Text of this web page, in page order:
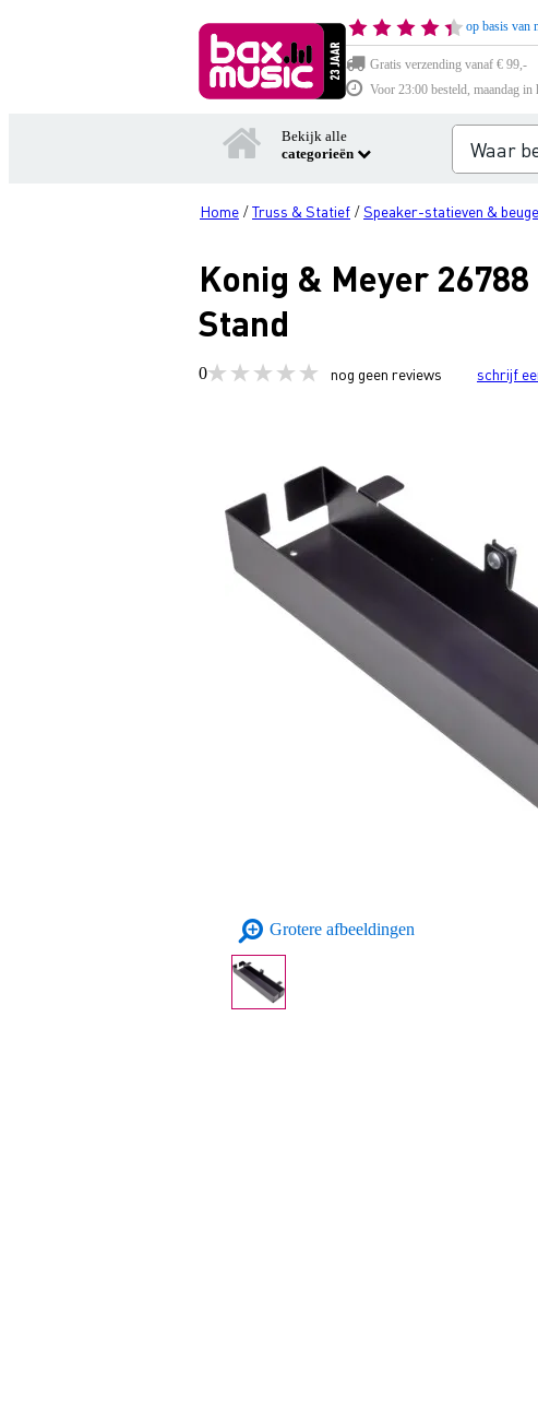
op basis van
Gratis verzending vanaf € 99,-
Voor 23:00 besteld, maandag
Bekijk alle
categorieën
Home /Truss & Statief /Speaker-statieven &
Konig & Meyer
Stand
0 nog geen reviews schrijf
Grotere afbeeldingen